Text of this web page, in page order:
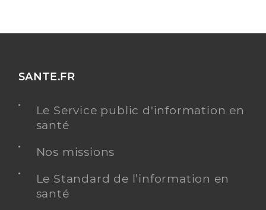
SANTE.FR
Le Service public d'information en
santé
Nos missions
Le Standard de l’information en
santé